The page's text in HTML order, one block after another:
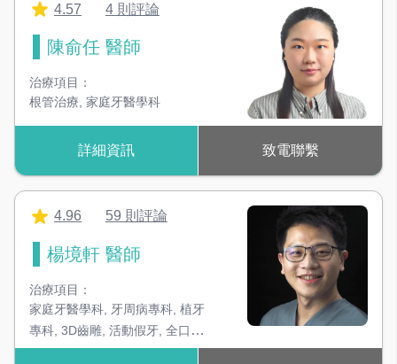
4.57 4 則評論
陳俞任 醫師
治療項目：
根管治療, 家庭牙醫學科
詳細資訊 致電聯繫
4.96 59 則評論
楊境軒 醫師
治療項目：
家庭牙醫學科 牙周病專科 植牙
專科 3D齒雕 活動假牙 全口重
建